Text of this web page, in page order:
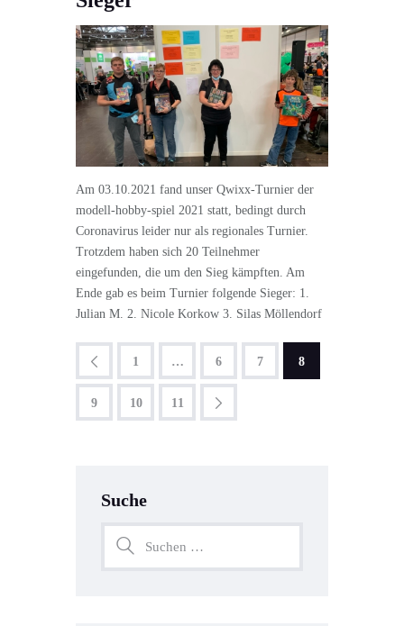
Am 03.10.2021 fand unser Qwixx-Turnier der
modell-hobby-spiel 2021 statt, bedingt durch
Coronavirus leider nur als regionales Turnier.
Trotzdem haben sich 20 Teilnehmer
eingefunden, die um den Sieg kämpften. Am
Ende gab es beim Turnier folgende Sieger: 1.
Julian M. 2. Nicole Korkow 3. Silas Möllendorf
1 … 6 7 8
9 10 11
>
Suche